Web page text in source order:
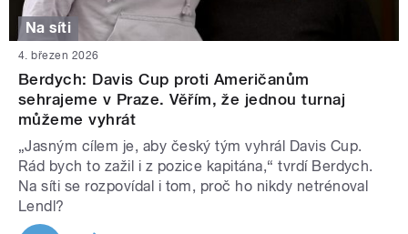
Na síti
4. březen 2026
Berdych: Davis Cup proti Američanům
sehrajeme v Praze. Věřím, že jednou turnaj
můžeme vyhrát
„Jasným cílem je, aby český tým vyhrál Davis Cup.
Rád bych to zažil i z pozice kapitána,“ tvrdí Berdych.
Na síti se rozpovídal i tom, proč ho nikdy netrénoval
Lendl?